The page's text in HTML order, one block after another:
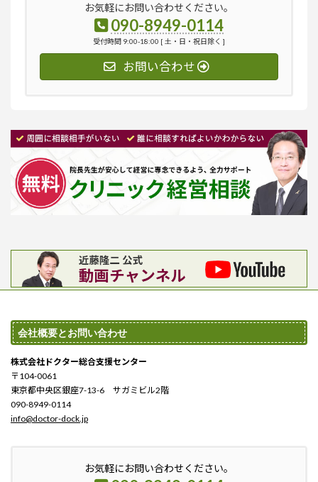
お気軽にお問い合わせください。
090-8949-0114
受付時間 9:00-18:00 [ 土・日・祝日除く ]
お問い合わせ
会社概要とお問い合わせ
株式会社ドクター総合支援センター
〒104-0061
東京都中央区銀座7-13-6 サガミビル2階
090-8949-0114
info@doctor-dock.jp
お気軽にお問い合わせください。